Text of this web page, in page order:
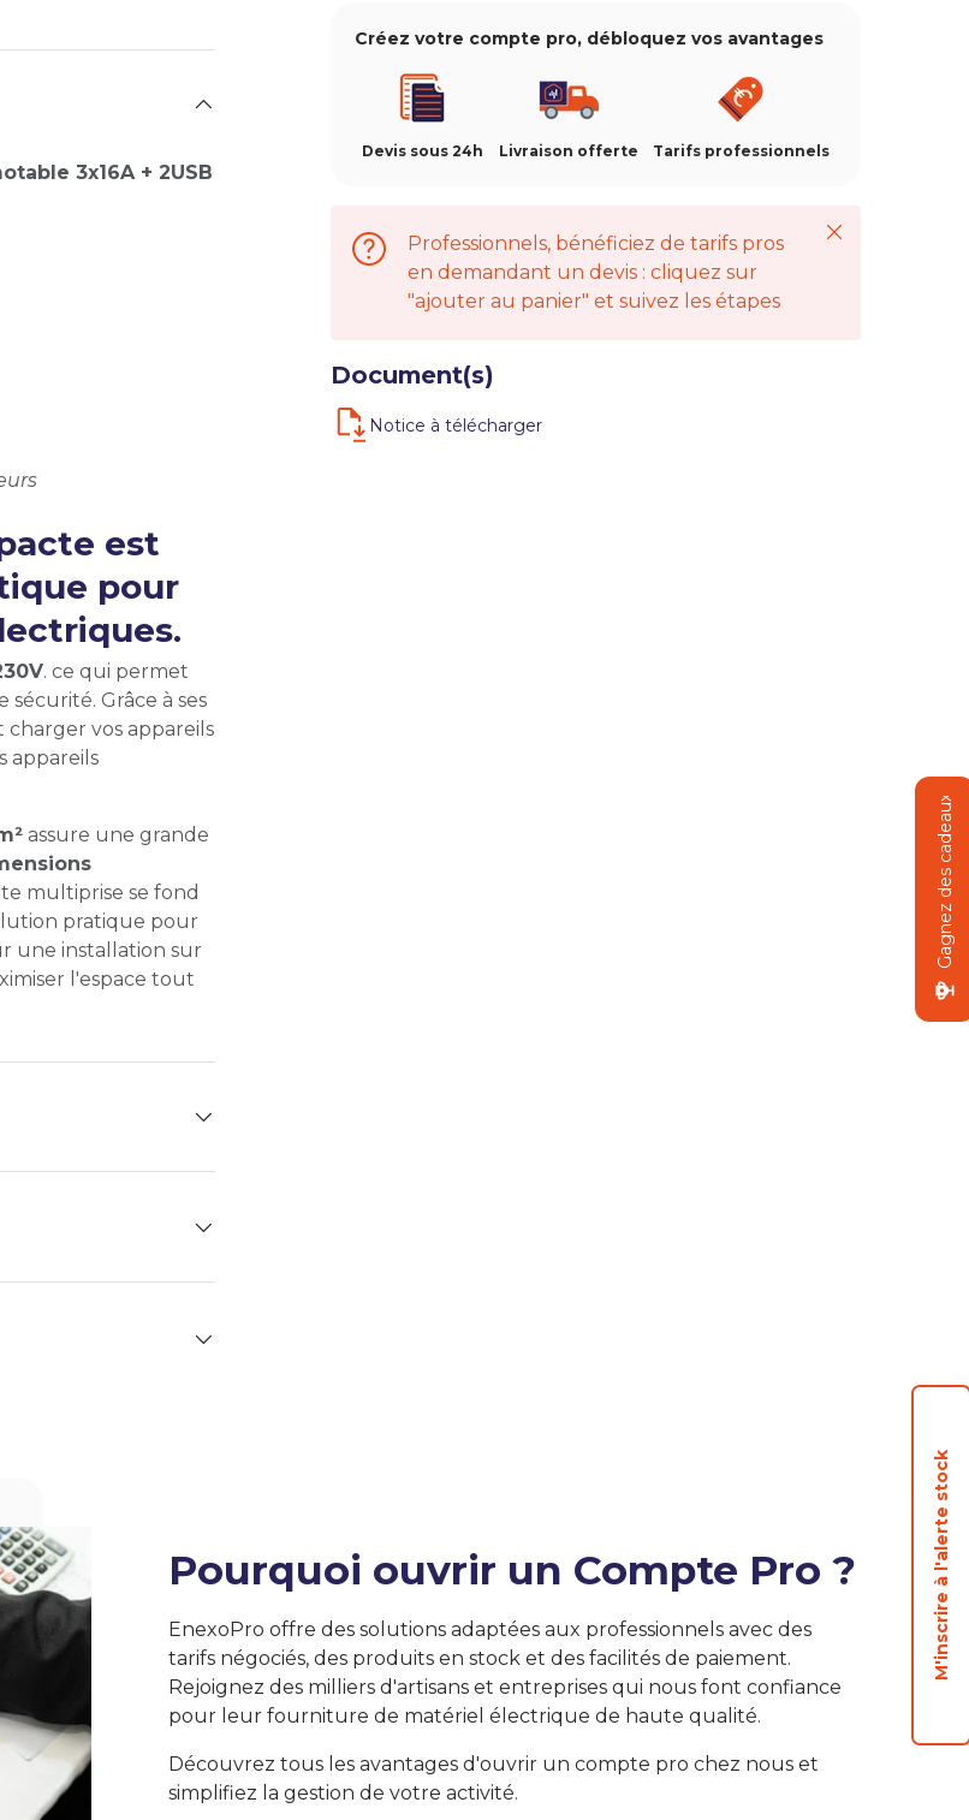
Créez votre compte pro, débloquez vos avantages
Devis sous 24h Livraison offerte Tarifs professionnels
Professionnels, bénéficiez de tarifs pros
en demandant un devis : cliquez sur
"ajouter au panier" et suivez les étapes
Fermer
Document(s)
Notice à télécharger
3x16A + 2USB
est
pour
. ce qui permet
Grâce à ses
charger vos appareils
appareils
assure une grande
multiprise se fond
pratique pour
une installation sur
l'espace tout
Pourquoi ouvrir un Compte Pro ?
EnexoPro offre des solutions adaptées aux professionnels avec des
tarifs négociés, des produits en stock et des facilités de paiement.
Rejoignez des milliers d'artisans et entreprises qui nous font confiance
pour leur fourniture de matériel électrique de haute qualité.
Découvrez tous les avantages d'ouvrir un compte pro chez nous et
simplifiez la gestion de votre activité.
Gagnez des cadeaux
M'inscrire à l'alerte stock